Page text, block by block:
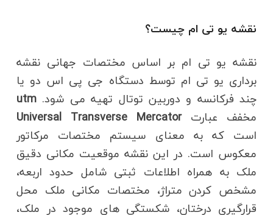
نقشه یو تی ام چیست؟
نقشه یو تی ام بر اساس مختصات جهانی نقشه
برداری یو تی ام توسط دستگاه جی پی اس دو یا
چند فرکانسه و دوربین توتال تهیه می شود. utm
مخفف عبارت Universal Transverse Mercator
است که به معنای سیستم مختصات مرکاتور
معکوس است. در این نقشه موقعیت مکانی دقیق
ملک به همراه اطلاعات ثبتی شامل حدود اربعه،
مشخص کردن متراژ، مختصات مکانی ملک محل
قرارگیری درختان، شکستگی های موجود در ملک،